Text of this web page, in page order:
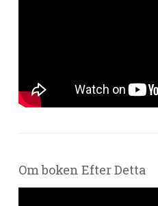
Om boken Efter Detta